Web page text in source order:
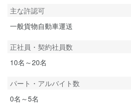
主な許認可
一般貨物自動車運送
正社員・契約社員数
10名～20名
パート・アルバイト数
0名～5名